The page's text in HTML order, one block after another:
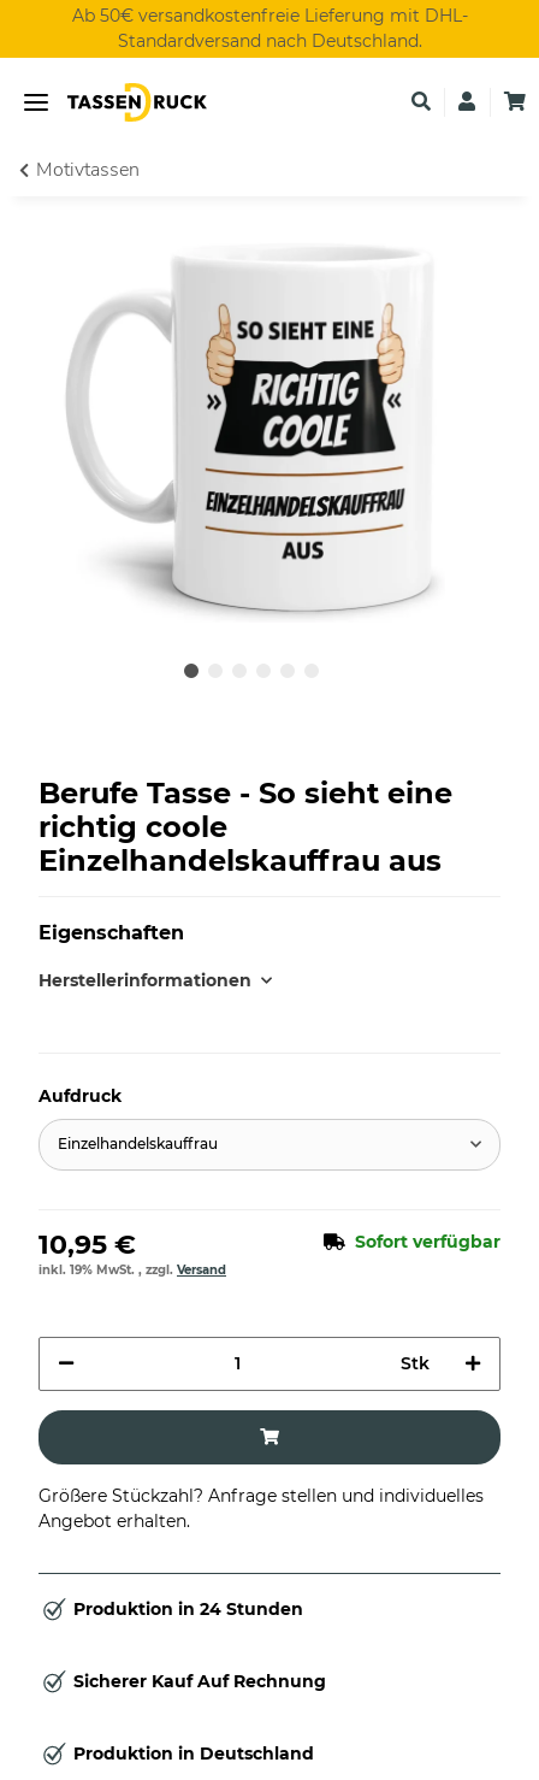
Ab 50€ versandkostenfreie Lieferung mit DHL-
Standardversand nach Deutschland.
Motivtassen
Berufe Tasse - So sieht eine
richtig coole
Einzelhandelskauffrau aus
Eigenschaften
Herstellerinformationen
Aufdruck
Einzelhandelskauffrau
10,95 € Sofort verfügbar
inkl. 19% MwSt. , zzgl. Versand
Stk
Größere Stückzahl? Anfrage stellen und individuelles
Angebot erhalten.
Produktion in 24 Stunden
Sicherer Kauf Auf Rechnung
Produktion in Deutschland